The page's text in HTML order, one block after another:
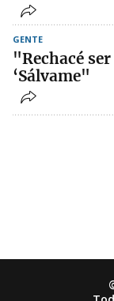
GENTE
"Rechacé
‘Sálvame"